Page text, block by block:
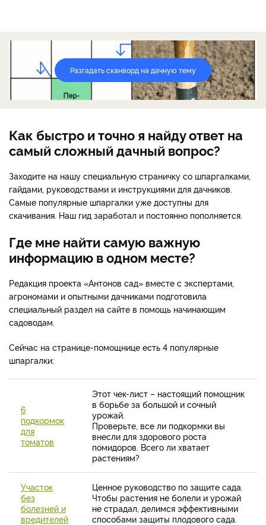
Разгадать сканворд на дачную тему
Как быстро и точно я найду ответ на
самый сложный дачный вопрос?
Заходите на нашу специальную страничку со шпаргалками,
гайдами, руководствами и инструкциями для дачников.
Самые популярные шпаргалки уже доступны для
скачивания. Наш гид заработал и постоянно пополняется.
Где мне найти самую важную
информацию в одном месте?
Редакция проекта «Антонов сад» вместе с экспертами,
агрономами и опытными дачниками подготовила
специальный раздел на сайте в помощь начинающим
садоводам.
Сейчас на странице-помощнице есть 4 популярные
шпаргалки:
6
подкормок
для
томатов
Этот чек-лист – настоящий помощник
в борьбе за большой и сочный
урожай.
Проверьте, все ли подкормки вы
внесли для здорового роста
помидоров. Всего ли хватает
растениям?
Участок
без
болезней и
вредителей
Ценное руководство по защите сада.
Чтобы растения не болели и урожай
не страдал, делимся эффективными
способами защиты плодового сада.